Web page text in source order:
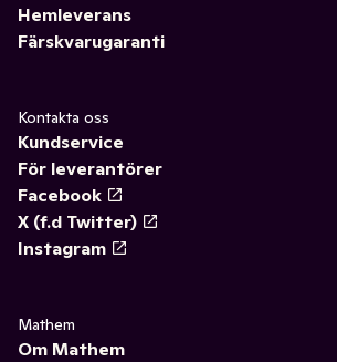
Hemleverans
Färskvarugaranti
Kontakta oss
Kundservice
För leverantörer
Facebook
X (f.d Twitter)
Instagram
Mathem
Om Mathem